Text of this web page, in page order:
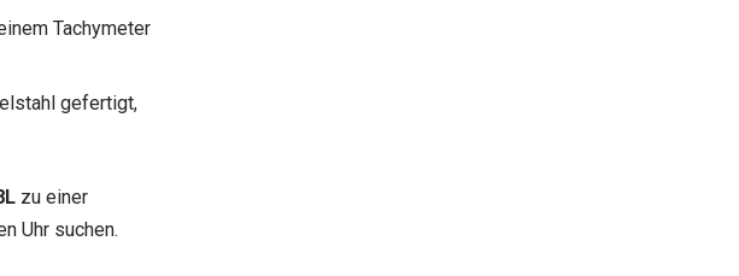
Tachymeter
gefertigt,
zu einer
Uhr suchen.